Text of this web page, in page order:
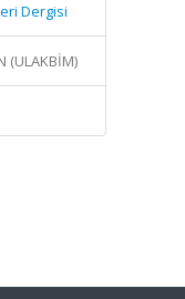
Dergisi
(ULAKBİM)